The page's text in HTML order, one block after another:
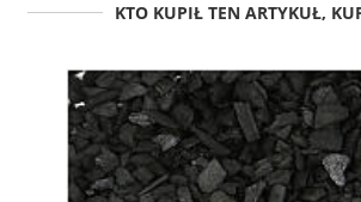
KTO KUPIŁ TEN ARTYKUŁ,